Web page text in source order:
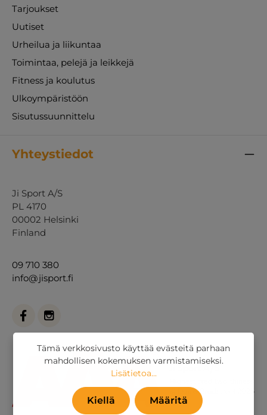
Tarjoukset
Uutiset
Urheilua ja liikuntaa
Toimintaa, pelejä ja leikkejä
Fitness ja koulutus
Ulkoympäristöön
Sisutussuunnittelu
Yhteystiedot
Ji Sport A/S
PL 4170
00002 Helsinki
Finland
09 710 380
info@jisport.fi
Tämä verkkosivusto käyttää evästeitä parhaan
mahdollisen kokemuksen varmistamiseksi.
Lisätietoa...
Kiellä Määritä